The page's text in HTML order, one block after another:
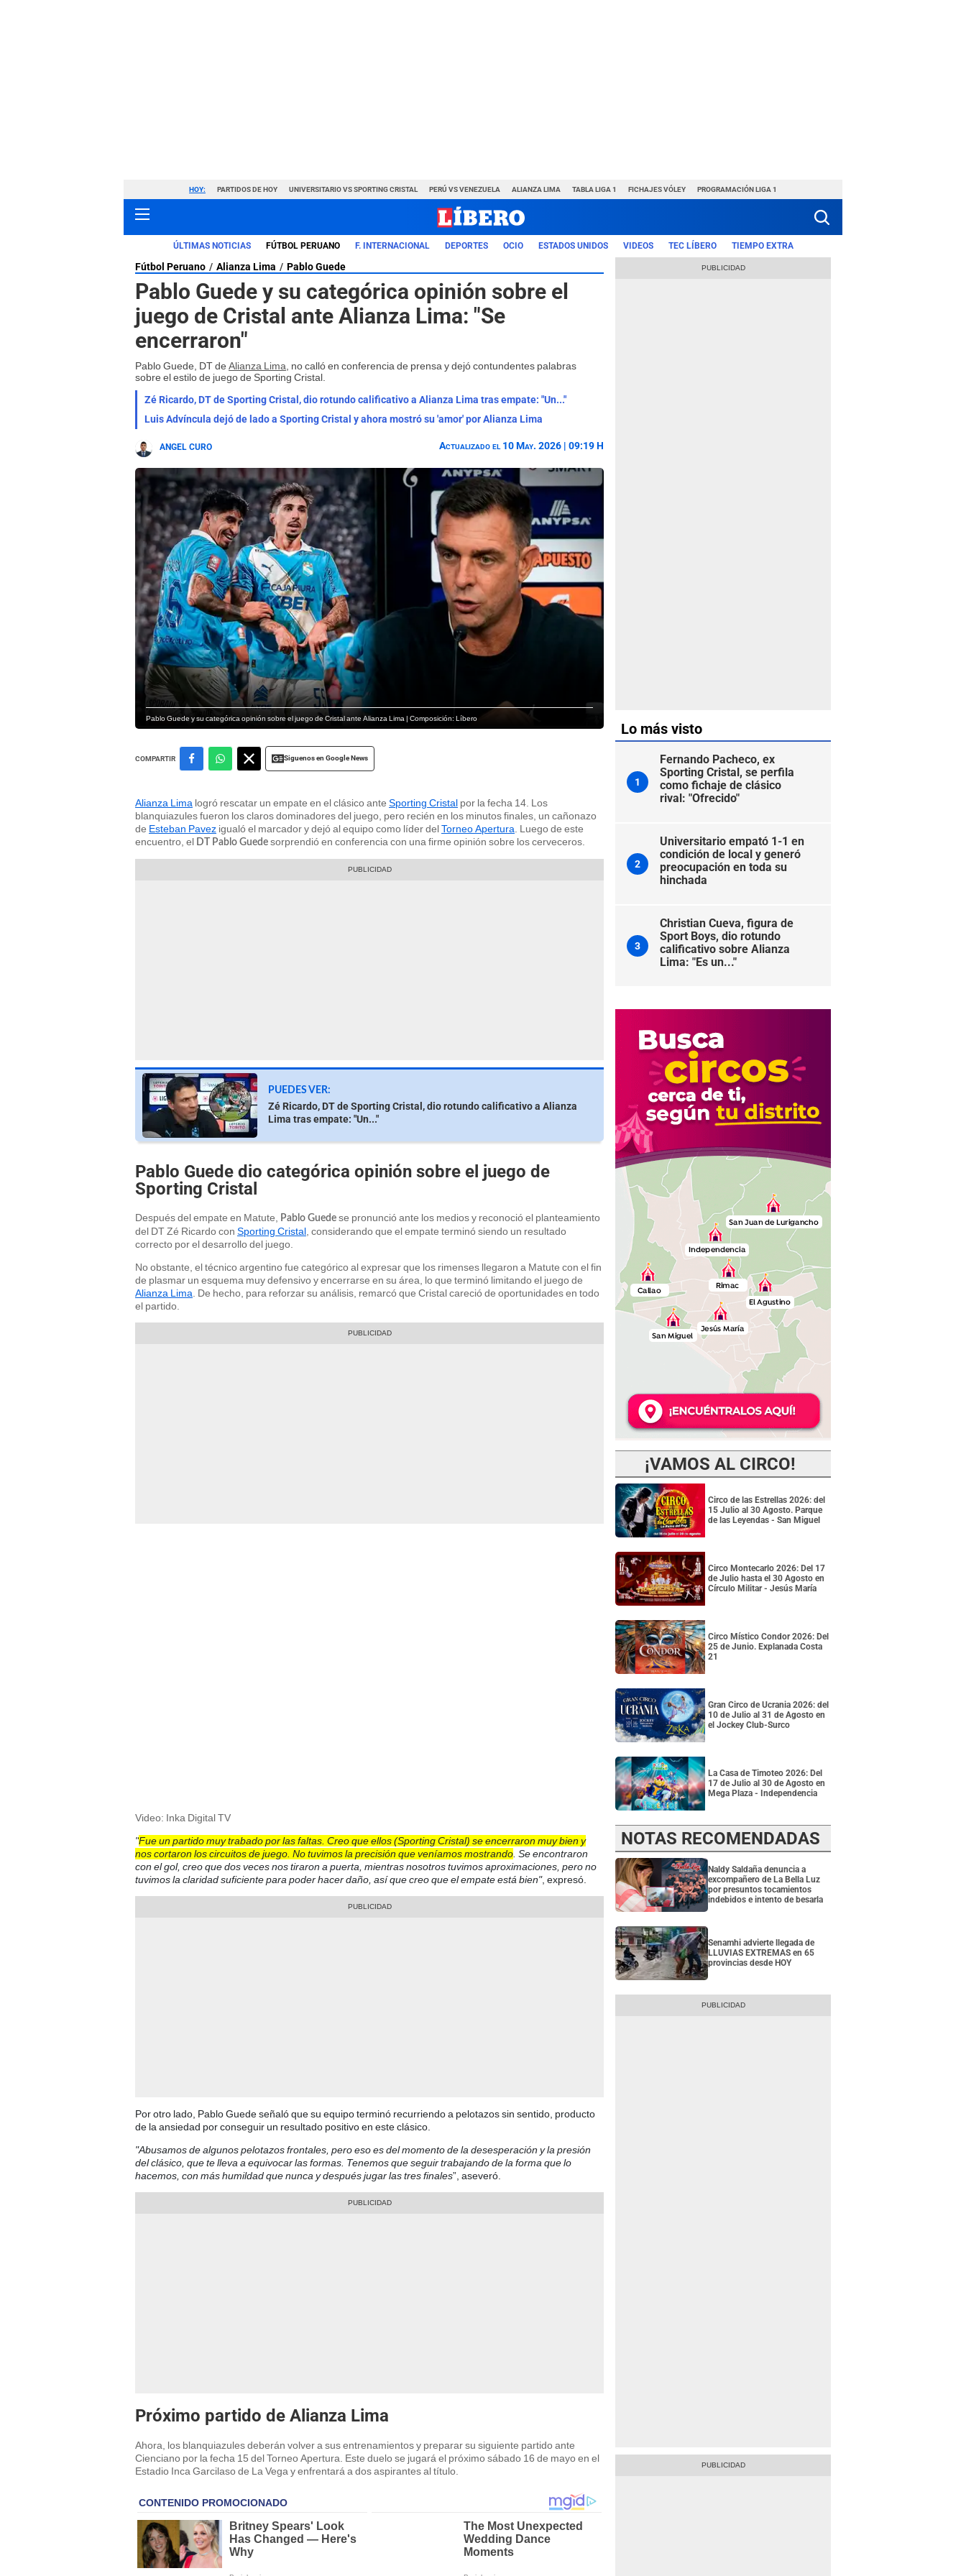
HOY: PARTIDOS DE HOY UNIVERSITARIO VS SPORTING CRISTAL PERÚ VS VENEZUELA ALIANZA LIMA TABLA LIGA 1 FICHAJES VÓLEY PROGRAMACIÓN LIGA 1
ÚLTIMAS NOTICIAS FÚTBOL PERUANO F. INTERNACIONAL DEPORTES OCIO ESTADOS UNIDOS VIDEOS TEC LÍBERO TIEMPO EXTRA
Fútbol Peruano Alianza Lima Pablo Guede
Pablo Guede y su categórica opinión sobre el
juego de Cristal ante Alianza Lima: "Se
encerraron"
Pablo Guede, DT de Alianza Lima , no calló en conferencia de prensa y dejó contundentes palabras
sobre el estilo de juego de Sporting Cristal.
Zé Ricardo, DT de Sporting Cristal, dio rotundo calificativo a Alianza Lima tras empate: "Un..."
Luis Advíncula dejó de lado a Sporting Cristal y ahora mostró su 'amor' por Alianza Lima
ANGEL CURO Actualizado el 10 May. 2026 | 09:19 H
Pablo Guede y su categórica opinión sobre el juego de Cristal ante Alianza Lima | Composición: Líbero
COMPARTIR Siguenos en Google News
Alianza Lima logró rescatar un empate en el clásico ante Sporting Cristal por la fecha 14. Los
blanquiazules fueron los claros dominadores del juego, pero recién en los minutos finales, un cañonazo
de Esteban Pavez igualó el marcador y dejó al equipo como líder delTorneo Apertura . Luego de este
encuentro, el DT Pablo Guede sorprendió en conferencia con una firme opinión sobre los cerveceros.
PUEDES VER:
Zé Ricardo, DT de Sporting Cristal, dio rotundo calificativo a Alianza
Lima tras empate: "Un..."
Pablo Guede dio categórica opinión sobre el juego de
Sporting Cristal
Después del empate en Matute, Pablo Guede se pronunció ante los medios y reconoció el planteamiento
del DT Zé Ricardo con Sporting Cristal, considerando que el empate terminó siendo un resultado
correcto por el desarrollo del juego.
No obstante, el técnico argentino fue categórico al expresar que los rimenses llegaron a Matute con el fin
de plasmar un esquema muy defensivo y encerrarse en su área, lo que terminó limitando el juego de
Alianza Lima. De hecho, para reforzar su análisis, remarcó que Cristal careció de oportunidades en todo
el partido.
Video: Inka Digital TV
"Fue un partido muy trabado por las faltas. Creo que ellos (Sporting Cristal) se encerraron muy bien y
nos cortaron los circuitos de juego. No tuvimos la precisión que veníamos mostrando . Se encontraron
con el gol, creo que dos veces nos tiraron a puerta, mientras nosotros tuvimos aproximaciones, pero no
tuvimos la claridad suficiente para poder hacer daño, así que creo que el empate está bien", expresó.
Por otro lado, Pablo Guede señaló que su equipo terminó recurriendo a pelotazos sin sentido, producto
de la ansiedad por conseguir un resultado positivo en este clásico.
"Abusamos de algunos pelotazos frontales, pero eso es del momento de la desesperación y la presión
del clásico, que te lleva a equivocar las formas. Tenemos que seguir trabajando de la forma que lo
hacemos, con más humildad que nunca y después jugar las tres finales”, aseveró.
Próximo partido de Alianza Lima
Ahora, los blanquiazules deberán volver a sus entrenamientos y preparar su siguiente partido ante
Cienciano por la fecha 15 del Torneo Apertura. Este duelo se jugará el próximo sábado 16 de mayo en el
Estadio Inca Garcilaso de La Vega y enfrentará a dos aspirantes al título.
Lo más visto
1
Fernando Pacheco, ex
Sporting Cristal, se perfila
como fichaje de clásico
rival: "Ofrecido"
2
Universitario empató 1-1 en
condición de local y generó
preocupación en toda su
hinchada
3
Christian Cueva, figura de
Sport Boys, dio rotundo
calificativo sobre Alianza
Lima: "Es un..."
¡VAMOS AL CIRCO!
Circo de las Estrellas 2026: del
15 Julio al 30 Agosto. Parque
de las Leyendas - San Miguel
Circo Montecarlo 2026: Del 17
de Julio hasta el 30 Agosto en
Círculo Militar - Jesús María
Circo Místico Condor 2026: Del
25 de Junio. Explanada Costa
21
Gran Circo de Ucrania 2026: del
10 de Julio al 31 de Agosto en
el Jockey Club-Surco
La Casa de Timoteo 2026: Del
17 de Julio al 30 de Agosto en
Mega Plaza - Independencia
NOTAS RECOMENDADAS
Naldy Saldaña denuncia a
excompañero de La Bella Luz
por presuntos tocamientos
indebidos e intento de besarla
Senamhi advierte llegada de
LLUVIAS EXTREMAS en 65
provincias desde HOY